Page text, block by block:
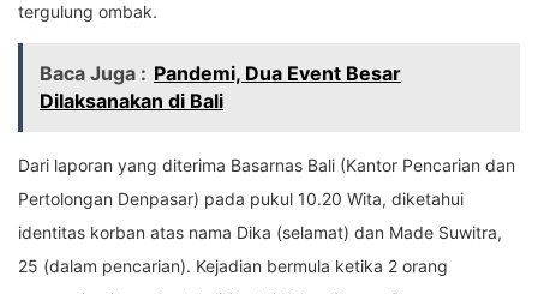
tergulung ombak.
Baca Juga : Pandemi, Dua Event Besar
Dilaksanakan di Bali
Dari laporan yang diterima Basarnas Bali (Kantor Pencarian dan
Pertolongan Denpasar) pada pukul 10.20 Wita, diketahui
identitas korban atas nama Dika (selamat) dan Made Suwitra,
25 (dalam pencarian). Kejadian bermula ketika 2 orang